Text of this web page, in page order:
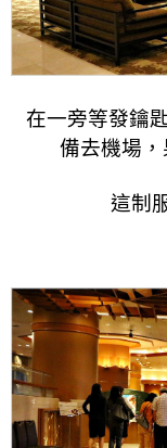
在一旁等發鑰
備去機場，
這制